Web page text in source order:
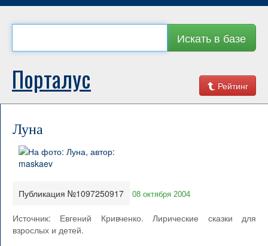
Искать в базе
Рейтинг
Порталус
Луна
Публикация №1097250917 08 октября 2004
Источник: Евгений Кривченко. Лирические сказки для
взрослых и детей.